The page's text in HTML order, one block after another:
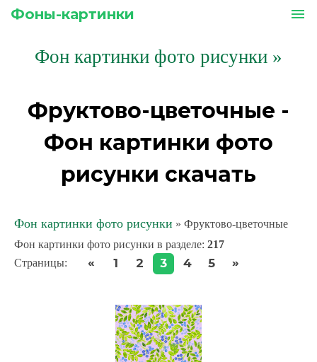
Фоны-картинки menu
Фон картинки фото рисунки »
Фруктово-цветочные -
Фон картинки фото
рисунки скачать
Фон картинки фото рисунки » Фруктово-цветочные
Фон картинки фото рисунки в разделе: 217
Страницы: « 1 2 3 4 5 »